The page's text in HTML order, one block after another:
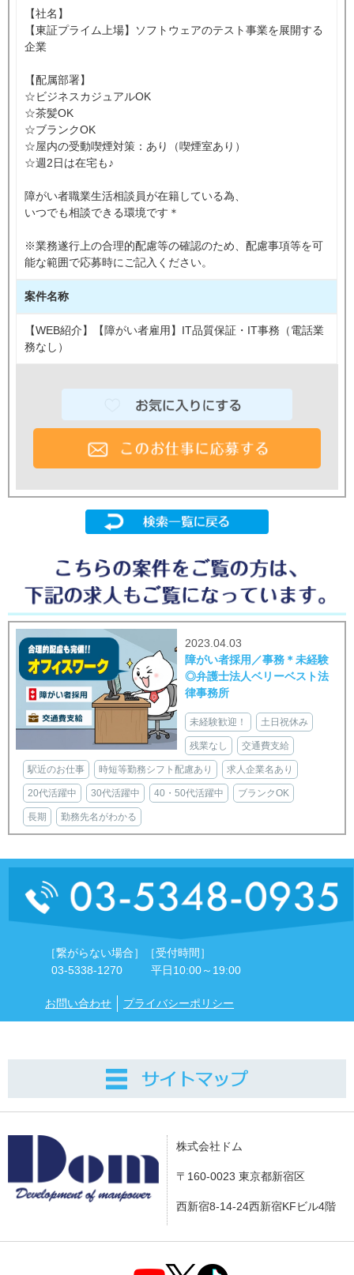
【社名】
【東証プライム上場】ソフトウェアのテスト事業を展開する
企業
【配属部署】
☆ビジネスカジュアルOK
☆茶髪OK
☆ブランクOK
☆屋内の受動喫煙対策：あり（喫煙室あり）
☆週2日は在宅も♪
障がい者職業生活相談員が在籍している為、
いつでも相談できる環境です＊
※業務遂行上の合理的配慮等の確認のため、配慮事項等を可
能な範囲で応募時にご記入ください。
案件名称
【WEB紹介】【障がい者雇用】IT品質保証・IT事務（電話業
務なし）
2023.04.03
障がい者採用／事務＊未経験
◎弁護士法人ベリーベスト法
律事務所
未経験歓迎！ 土日祝休み
残業なし 交通費支給
駅近のお仕事 時短等勤務シフト配慮あり 求人企業名あり
20代活躍中 30代活躍中 40・50代活躍中 ブランクOK
長期 勤務先名がわかる
［繋がらない場合］
03-5338-1270
［受付時間］
平日10:00～19:00
お問い合わせ プライバシーポリシー
株式会社ドム
〒160-0023 東京都新宿区
西新宿8-14-24西新宿KFビル4階